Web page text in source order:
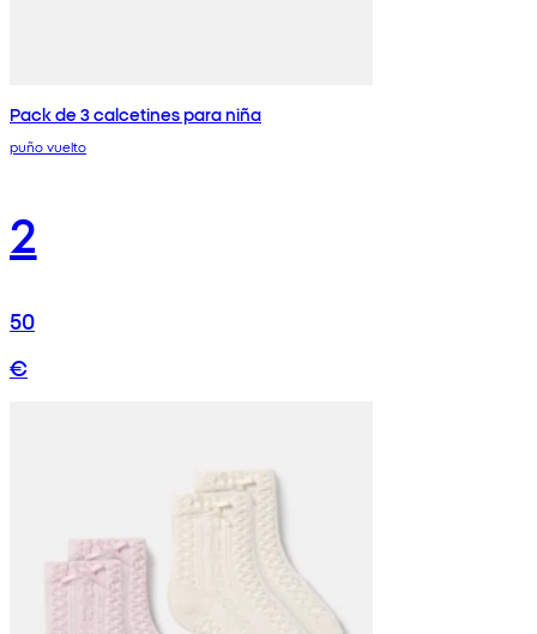
Pack de 3 calcetines para niña
puño vuelto
2
50
€